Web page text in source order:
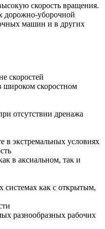
скорость вращения.
дорожно-уборочной
машин и в других
скоростей
скоростном
отсутствии дренажа
в экстремальных условиях
в аксиальном, так и
системах как с открытым,
разнообразных рабочих